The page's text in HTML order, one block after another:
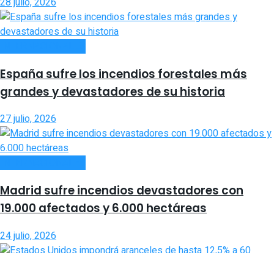
España sufre los incendios forestales más
grandes y devastadores de su historia
27 julio, 2026
Madrid sufre incendios devastadores con
19.000 afectados y 6.000 hectáreas
24 julio, 2026